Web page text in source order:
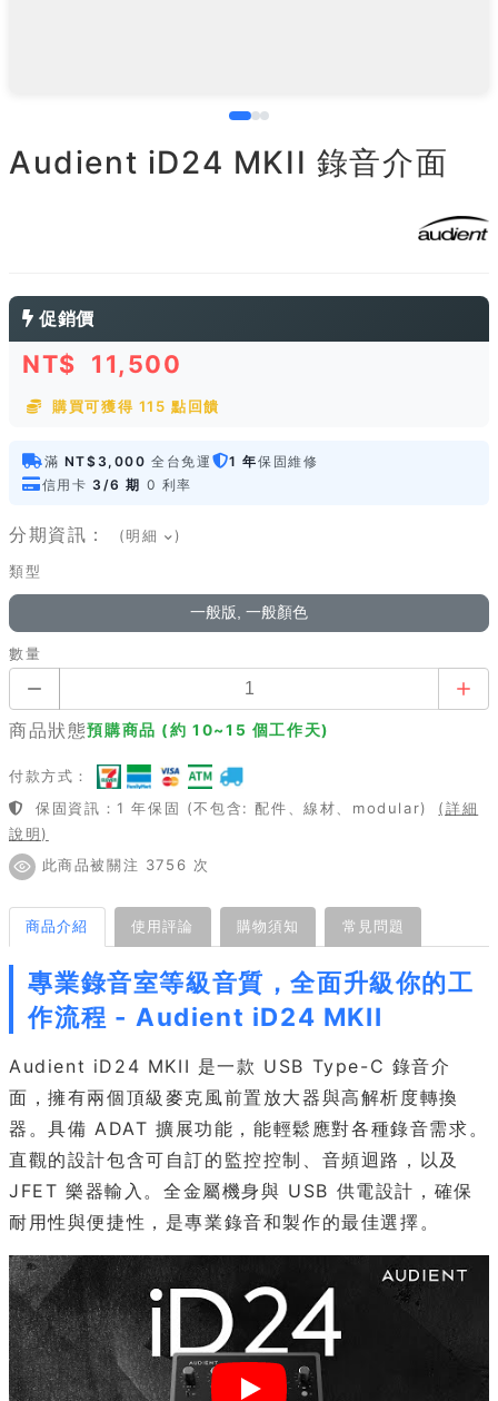
Audient iD24 MKII 錄音介面
促銷價
NT$ 11,500
購買可獲得 115 點回饋
滿 NT$3,000 全台免運 1 年保固維修
信用卡 3/6 期 0 利率
分期資訊： (明細 )
類型
一般版, 一般顏色
數量
商品狀態預購商品 (約 10~15 個工作天)
付款方式：
保固資訊：1 年保固 (不包含: 配件、線材、modular)
(詳細
說明)
此商品被關注 3756 次
商品介紹 使用評論 購物須知 常見問題
專業錄音室等級音質，全面升級你的工
作流程 - Audient iD24 MKII
Audient iD24 MKII 是一款 USB Type-C 錄音介
面，擁有兩個頂級麥克風前置放大器與高解析度轉換
器。具備 ADAT 擴展功能，能輕鬆應對各種錄音需求。
直觀的設計包含可自訂的監控控制、音頻迴路，以及
JFET 樂器輸入。全金屬機身與 USB 供電設計，確保
耐用性與便捷性，是專業錄音和製作的最佳選擇。